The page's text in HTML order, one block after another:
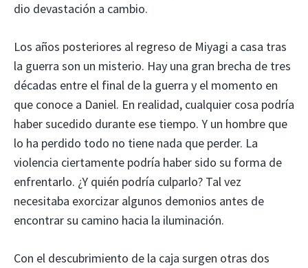
dio devastación a cambio.
Los años posteriores al regreso de Miyagi a casa tras
la guerra son un misterio. Hay una gran brecha de tres
décadas entre el final de la guerra y el momento en
que conoce a Daniel. En realidad, cualquier cosa podría
haber sucedido durante ese tiempo. Y un hombre que
lo ha perdido todo no tiene nada que perder. La
violencia ciertamente podría haber sido su forma de
enfrentarlo. ¿Y quién podría culparlo? Tal vez
necesitaba exorcizar algunos demonios antes de
encontrar su camino hacia la iluminación.
Con el descubrimiento de la caja surgen otras dos